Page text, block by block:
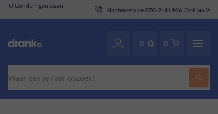
Klantenservice 070-2141946. Ook via WhatsApp.
0 0